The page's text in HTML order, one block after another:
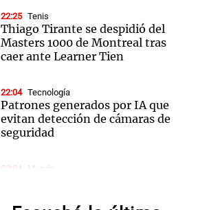
22:25 Tenis
Thiago Tirante se despidió del
Masters 1000 de Montreal tras
caer ante Learner Tien
22:04 Tecnología
Patrones generados por IA que
evitan detección de cámaras de
seguridad
22:04 Mundo
Audio.
Cadena 3 en Groenlandia